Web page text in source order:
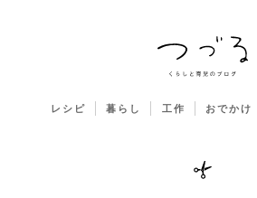
レシピ 暮らし 工作 おでかけ